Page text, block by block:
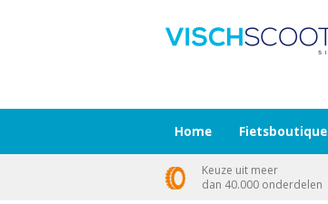
Home Fietsboutique
Keuze uit meer
dan 40.000 onderdelen